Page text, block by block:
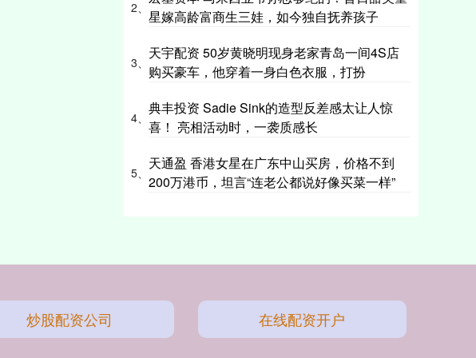
2、 星嫁高龄富商生三娃，如今独自抚养孩子
3、
天宇配资 50岁黄晓明现身老家青岛一间4S店
购买豪车，他穿着一身白色衣服，打扮
4、
典丰投资 Sadie Sink的造型反差感太让人惊
喜！ 亮相活动时，一袭质感长
5、
天通盈 香港女星在广东中山买房，价格不到
200万港币，坦言“连老公都说好像买菜一样”
炒股配资公司 在线配资开户